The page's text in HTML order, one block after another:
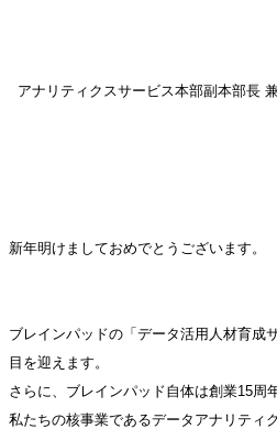
アナリティクスサービス本部副本部長
新年明けましておめでとうございます。
ブレインパッドの「データ活用人材育成
目を迎えます。
さらに、ブレインパッド自体は創業15周
私たちの核事業であるデータアナリティ